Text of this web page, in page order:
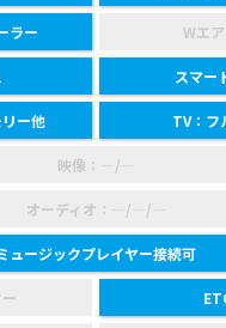
ラー Wエ
スマー
ー他 TV：フ
映像：―/―
オーディオ：―/―/―
ュージックプレイヤー接続可